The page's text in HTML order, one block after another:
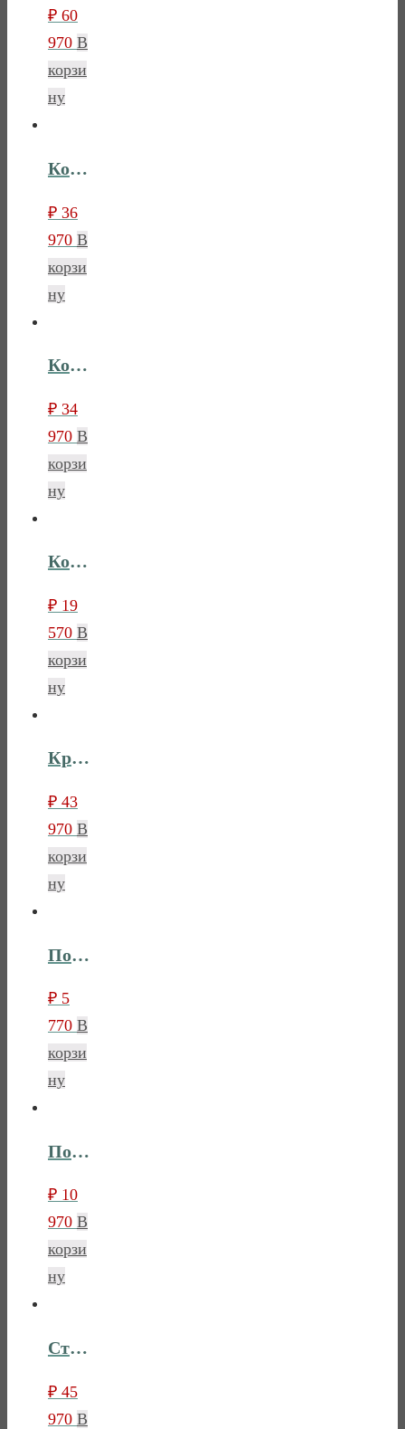
₽ 60
970 В
корзи
ну
Комод Лебо с тремя ящиками
₽ 36
970 В
корзи
ну
Комод Лебо узкий 5 ящиков
₽ 34
970 В
корзи
ну
Консоль (стол туалетный) Лебо
₽ 19
570 В
корзи
ну
Кровать Лебо 180×200
₽ 43
970 В
корзи
ну
Полка настенная Лебо
₽ 5
770 В
корзи
ну
Полки для 2х дверного и 3х дверного шкафа Лебо
₽ 10
970 В
корзи
ну
Стеллаж узкий Лебо
₽ 45
970 В